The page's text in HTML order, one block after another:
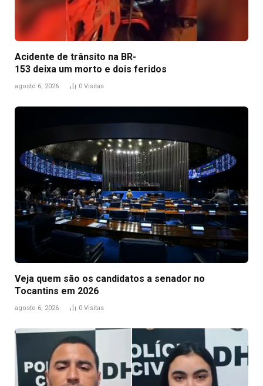
Acidente de trânsito na BR-
153 deixa um morto e dois feridos
agosto 6, 2026 0 Visitas
Veja quem são os candidatos a senador no
Tocantins em 2026
agosto 6, 2026 0 Visitas